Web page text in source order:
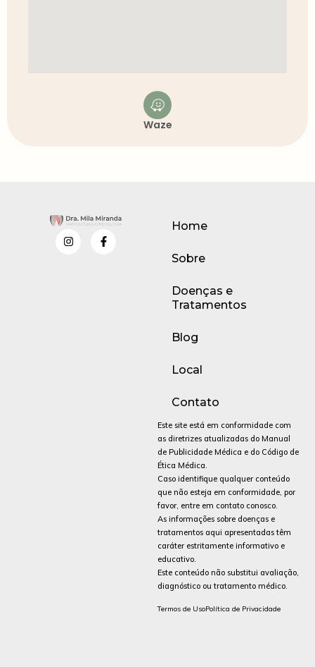
Waze
Home
Sobre
Doenças e
Tratamentos
Blog
Local
Contato
Este site está em conformidade com
as diretrizes atualizadas do Manual
de Publicidade Médica e do Código de
Ética Médica.
Caso identifique qualquer conteúdo
que não esteja em conformidade, por
favor, entre em contato conosco.
As informações sobre doenças e
tratamentos aqui apresentadas têm
caráter estritamente informativo e
educativo.
Este conteúdo não substitui avaliação,
diagnóstico ou tratamento médico.
Termos de UsoPolítica de Privacidade